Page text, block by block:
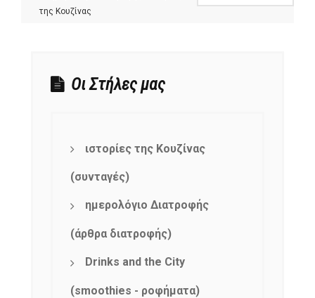
της Κουζίνας
Οι Στήλες μας
ιστορίες της Κουζίνας
(συνταγές)
ημερολόγιο Διατροφής
(άρθρα διατροφής)
Drinks and the City
(smoothies - ροφήματα)